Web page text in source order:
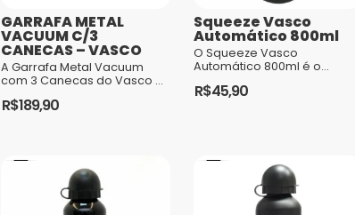
GARRAFA METAL
VACUUM C/3
CANECAS – VASCO
A Garrafa Metal Vacuum
com 3 Canecas do Vasco é
altamente funcional, ideal
R$189,90
Squeeze Vasco
Automático 800ml
O Squeeze Vasco
Automático 800ml é o
torcedores fervorosos do
R$45,90